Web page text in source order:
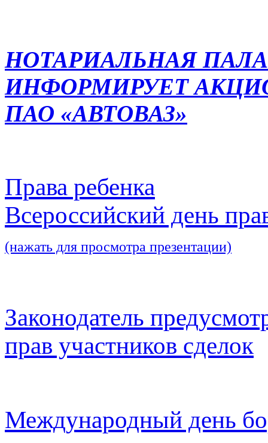
НОТАРИАЛЬНАЯ
ИНФОРМИРУЕТ
ПАО «АВТОВАЗ»
Права ребенка
Всероссийский день
(нажать для просмотра презентации)
Законодатель
прав участников сделок
Международный день